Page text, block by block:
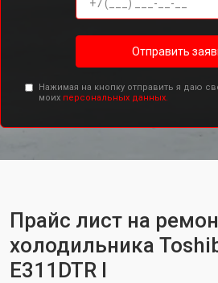
Отправить
Нажимая на кнопку отправить я даю
моих персональных данных.
Прайс лист на
холодильника
E311DTR I